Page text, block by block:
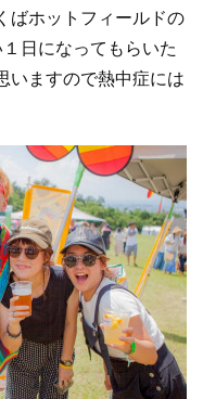
ばホットフィールドの
日になってもらいた
いますので熱中症には